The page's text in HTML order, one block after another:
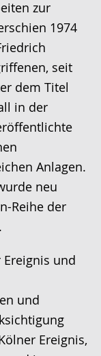
zur
1974
seit
dem Titel
in der
Anlagen.
neu
Reihe der
Ereignis und
und
Ereignis,